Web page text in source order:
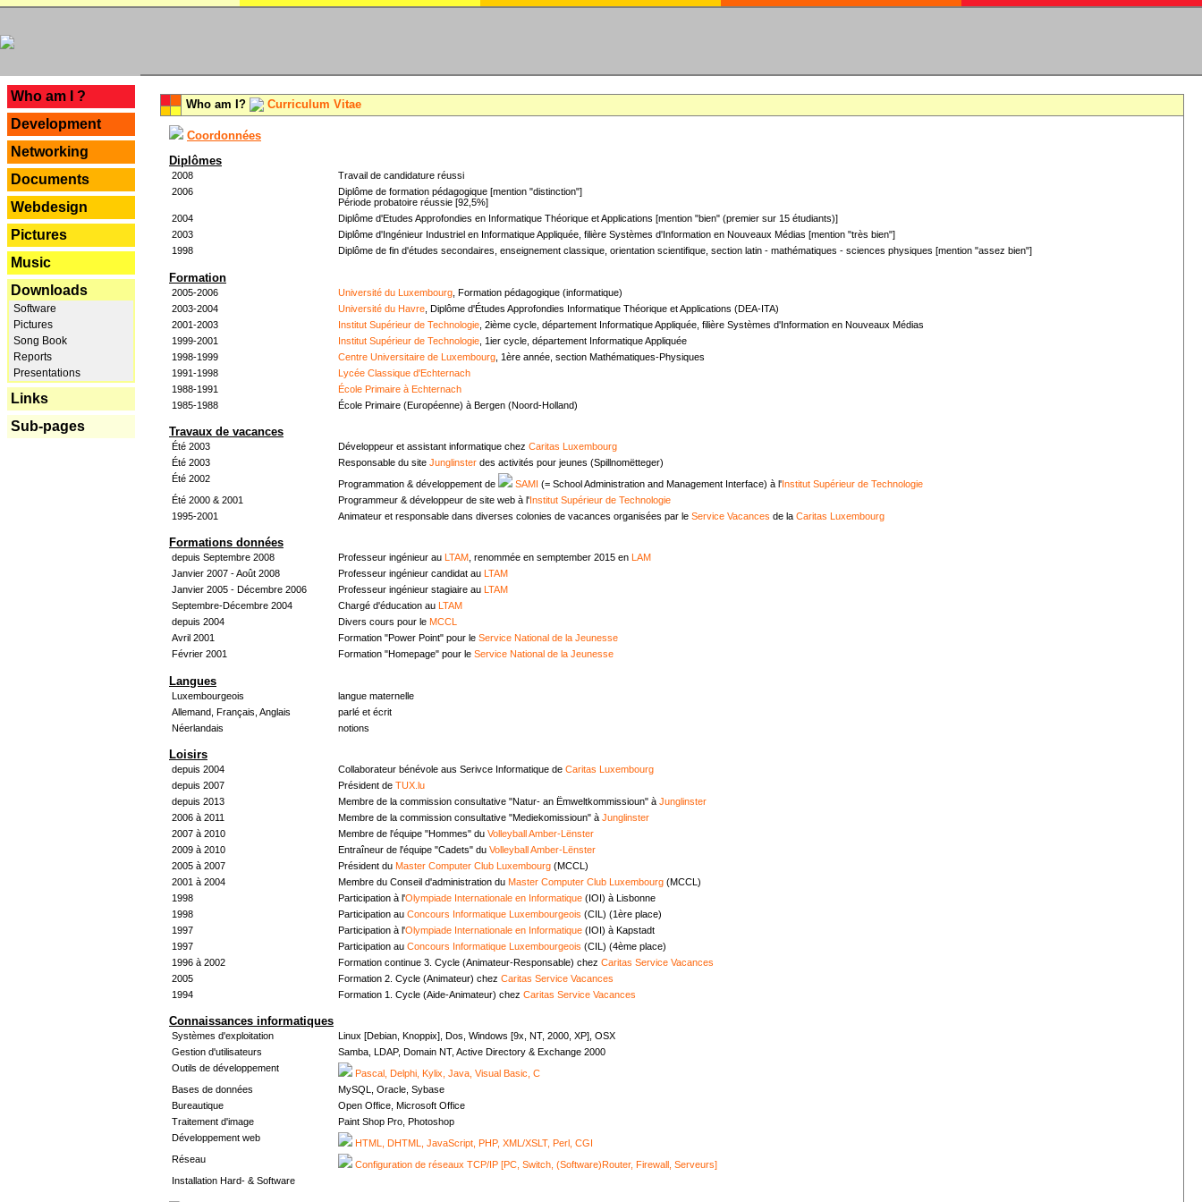
Who am I ?
Development
Networking
Documents
Webdesign
Pictures
Music
Downloads
Software
Pictures
Song Book
Reports
Presentations
Links
Sub-pages
Who am I? Curriculum Vitae
Coordonnées
Diplômes
2008
Travail de candidature réussi
2006
Diplôme de formation pédagogique [mention "distinction"]
Période probatoire réussie [92,5%]
2004
Diplôme d'Etudes Approfondies en Informatique Théorique et Applications [mention "bien" (premier sur 15 étudiants)]
2003
Diplôme d'Ingénieur Industriel en Informatique Appliquée, filière Systèmes d'Information en Nouveaux Médias [mention "très bien"]
1998
Diplôme de fin d'études secondaires, enseignement classique, orientation scientifique, section latin - mathématiques - sciences physiques [mention "assez bien"]
Formation
2005-2006 Université du Luxembourg , Formation pédagogique (informatique)
2003-2004
Université du Havre , Diplôme d'Études Approfondies Informatique Théorique et Applications (DEA-ITA)
2001-2003
Institut Supérieur de Technologie , 2ième cycle, département Informatique Appliquée, filière Systèmes d'Information en Nouveaux Médias
1999-2001
Institut Supérieur de Technologie , 1ier cycle, département Informatique Appliquée
1998-1999
Centre Universitaire de Luxembourg , 1ère année, section Mathématiques-Physiques
1991-1998
Lycée Classique d'Echternach
1988-1991
École Primaire à Echternach
1985-1988
École Primaire (Européenne) à Bergen (Noord-Holland)
Travaux de vacances
Été 2003 Développeur et assistant informatique chez Caritas Luxembourg
Été 2003
Responsable du site Junglinster des activités pour jeunes (Spillnomëtteger)
Été 2002
Programmation & développement de SAMI (= School Administration and Management Interface) à l'Institut Supérieur de Technologie
Été 2000 & 2001
Programmeur & développeur de site web à l'Institut Supérieur de Technologie
1995-2001
Animateur et responsable dans diverses colonies de vacances organisées par le Service Vacances de la Caritas Luxembourg
Formations données
depuis Septembre 2008 Professeur ingénieur au LTAM , renommée en semptember 2015 en
LAM
Janvier 2007 - Août 2008
Professeur ingénieur candidat au
LTAM
Janvier 2005 - Décembre 2006
Professeur ingénieur stagiaire au
LTAM
Septembre-Décembre 2004
Chargé d'éducation au
LTAM
depuis 2004
Divers cours pour le MCCL
Avril 2001
Formation "Power Point" pour le Service National de la Jeunesse
Février 2001
Formation "Homepage" pour le Service National de la Jeunesse
Langues
Luxembourgeois
langue maternelle
Allemand, Français, Anglais
parlé et écrit
Néerlandais
notions
Loisirs
depuis 2004 Collaborateur bénévole aus Serivce Informatique de Caritas Luxembourg
depuis 2007
Président de TUX.lu
depuis 2013
Membre de la commission consultative "Natur- an Ëmweltkommissioun" à Junglinster
2006 à 2011
Membre de la commission consultative "Mediekomissioun" à Junglinster
2007 à 2010
Membre de l'équipe "Hommes" du Volleyball Amber-Lënster
2009 à 2010
Entraîneur de l'équipe "Cadets" du Volleyball Amber-Lënster
2005 à 2007
Président du Master Computer Club Luxembourg (MCCL)
2001 à 2004
Membre du Conseil d'administration du Master Computer Club Luxembourg (MCCL)
1998
Participation à l'Olympiade Internationale en Informatique (IOI) à Lisbonne
1998
Participation au Concours Informatique Luxembourgeois (CIL) (1ère place)
1997
Participation à l'Olympiade Internationale en Informatique (IOI) à Kapstadt
1997
Participation au Concours Informatique Luxembourgeois (CIL) (4ème place)
1996 à 2002
Formation continue 3. Cycle (Animateur-Responsable) chez Caritas Service Vacances
2005
Formation 2. Cycle (Animateur) chez Caritas Service Vacances
1994
Formation 1. Cycle (Aide-Animateur) chez Caritas Service Vacances
Connaissances informatiques
Systèmes d'exploitation
Linux [Debian, Knoppix], Dos, Windows [9x, NT, 2000, XP], OSX
Gestion d'utilisateurs
Samba, LDAP, Domain NT, Active Directory & Exchange 2000
Outils de développement
Pascal, Delphi, Kylix, Java, Visual Basic, C
Bases de données
MySQL, Oracle, Sybase
Bureautique
Open Office, Microsoft Office
Traitement d'image
Paint Shop Pro, Photoshop
Développement web
HTML, DHTML, JavaScript, PHP, XML/XSLT, Perl, CGI
Réseau
Configuration de réseaux TCP/IP [PC, Switch, (Software)Router, Firewall, Serveurs]
Installation Hard- & Software